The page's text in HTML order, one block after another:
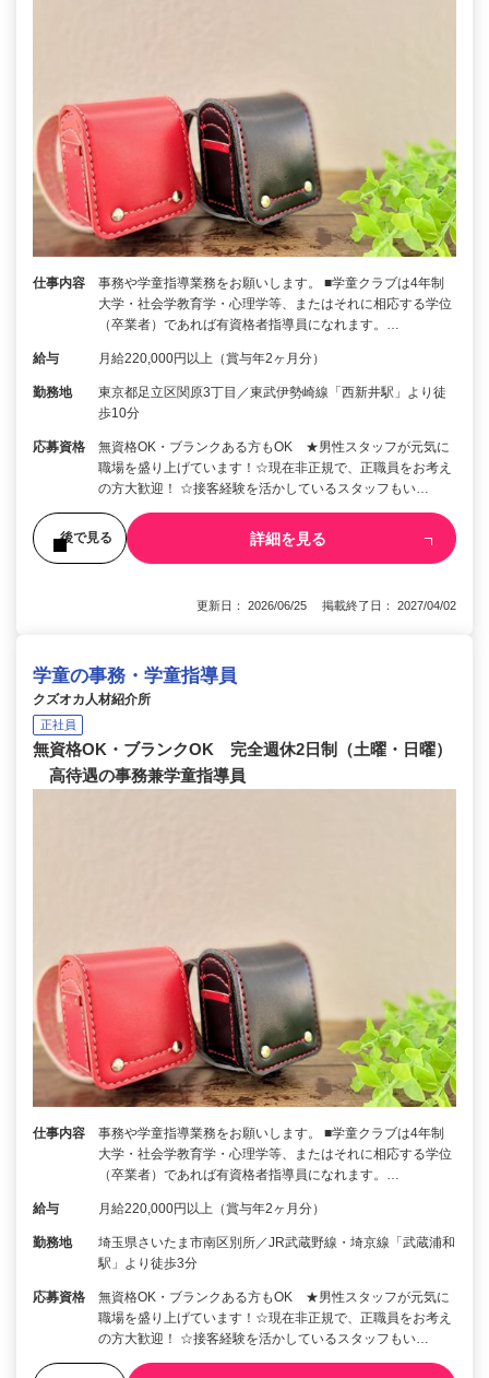
仕事内容
事務や学童指導業務をお願いします。 ■学童クラブは4年制
大学・社会学教育学・心理学等、またはそれに相応する学位
（卒業者）であれば有資格者指導員になれます。…
給与 月給220,000円以上（賞与年2ヶ月分）
勤務地
東京都足立区関原3丁目／東武伊勢崎線「西新井駅」より徒
歩10分
応募資格
無資格OK・ブランクある方もOK ★男性スタッフが元気に
職場を盛り上げています！☆現在非正規で、正職員をお考え
の方大歓迎！ ☆接客経験を活かしているスタッフもい…
後で見る 詳細を見る
更新日： 2026/06/25 掲載終了日： 2027/04/02
学童の事務・学童指導員
クズオカ人材紹介所
正社員
無資格OK・ブランクOK 完全週休2日制（土曜・日曜）
高待遇の事務兼学童指導員
仕事内容
事務や学童指導業務をお願いします。 ■学童クラブは4年制
大学・社会学教育学・心理学等、またはそれに相応する学位
（卒業者）であれば有資格者指導員になれます。…
給与 月給220,000円以上（賞与年2ヶ月分）
勤務地
埼玉県さいたま市南区別所／JR武蔵野線・埼京線「武蔵浦和
駅」より徒歩3分
応募資格
無資格OK・ブランクある方もOK ★男性スタッフが元気に
職場を盛り上げています！☆現在非正規で、正職員をお考え
の方大歓迎！ ☆接客経験を活かしているスタッフもい…